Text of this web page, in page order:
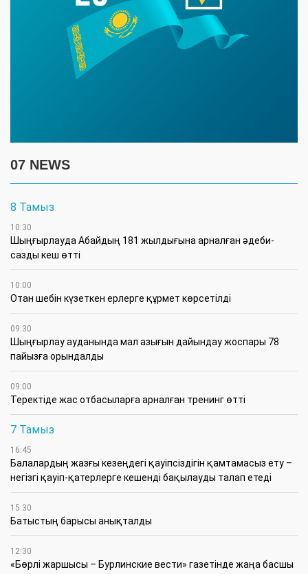
07 NEWS
8 Тамыз
10:30
Шыңғырлауда Абайдың 181 жылдығына арналған әдеби-
сазды кеш өтті
10:00
Отан шебін күзеткен ерлерге құрмет көрсетілді
09:30
​Шыңғырлау ауданында мал азығын дайындау жоспары 78
пайызға орындалды
09:00
​Теректіде жас отбасыларға арналған тренинг өтті
7 Тамыз
16:45
Балалардың жазғы кезеңдегі қауіпсіздігін қамтамасыз ету –
негізгі қауіп-қатерлерге кешенді бақылауды талап етеді
15:30
Батыстың барысы анықталды
12:30
«Бөрлі жаршысы – Бурлинские вести» газетінде жаңа басшы